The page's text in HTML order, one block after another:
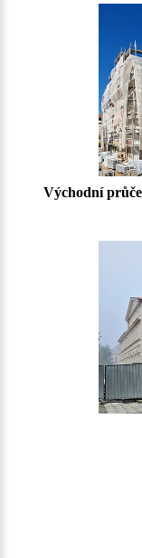
Východní